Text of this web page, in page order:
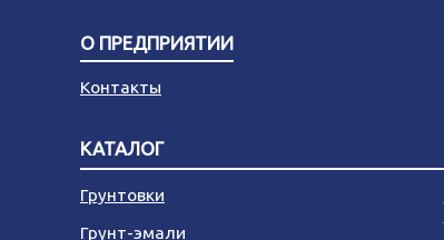
О ПРЕДПРИЯТИИ
Контакты
КАТАЛОГ
Грунтовки
Грунт-эмали